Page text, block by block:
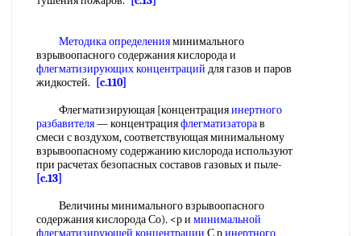
Методика определенияминимального
взрывоопасного содержания кислорода и
флегматизирующих концентраций для газов и паров
жидкостей.
[c.110]
Флегматизирующая [концентрацияинертного
разбавителя— концентрацияфлегматизаторав
смеси с воздухом, соответствующая минимальному
взрывоопасному содержанию кислорода используют
при расчетах безопасных составов газовых и пыле-
[c.13]
Величины минимального взрывоопасного
содержания кислорода Со). <р и минимальной
флегматизирующей концентрации С ринертного